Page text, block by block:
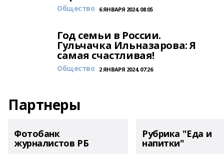
Общество 6 ЯНВАРЯ 2024, 08:05
Год семьи в России.
Гульчачка Ильназарова: Я
самая счастливая!
Общество 2 ЯНВАРЯ 2024, 07:26
Партнеры
Фотобанк
журналистов РБ
Рубрика "Еда и
напитки"